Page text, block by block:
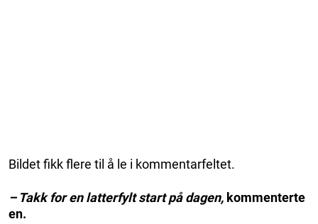
Bildet fikk flere til å le i kommentarfeltet.
– Takk for en latterfylt start på dagen, kommenterte
en.